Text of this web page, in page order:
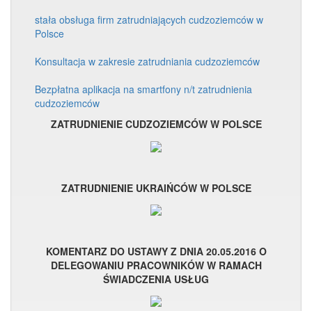
stała obsługa firm zatrudniających cudzoziemców w
Polsce
Konsultacja w zakresie zatrudniania cudzoziemców
Bezpłatna aplikacja na smartfony n/t zatrudnienia
cudzoziemców
ZATRUDNIENIE CUDZOZIEMCÓW W POLSCE
ZATRUDNIENIE UKRAIŃCÓW W POLSCE
KOMENTARZ DO USTAWY Z DNIA 20.05.2016 O
DELEGOWANIU PRACOWNIKÓW W RAMACH
ŚWIADCZENIA USŁUG